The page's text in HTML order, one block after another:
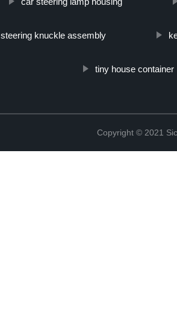
steering knuckle assembly
tiny house container
Copyright © 2021